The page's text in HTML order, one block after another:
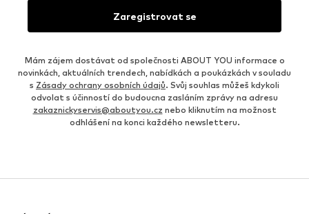
Zaregistrovat se
Mám zájem dostávat od společnosti ABOUT YOU informace o
novinkách, aktuálních trendech, nabídkách a poukázkách v souladu
s Zásady ochrany osobních údajů. Svůj souhlas můžeš kdykoli
odvolat s účinností do budoucna zasláním zprávy na adresu
zakaznickyservis@aboutyou.cz nebo kliknutím na možnost
odhlášení na konci každého newsletteru.